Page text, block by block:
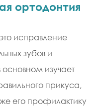
ортодонтия
исправление
зубов и
изучает
прикуса,
его профилактику